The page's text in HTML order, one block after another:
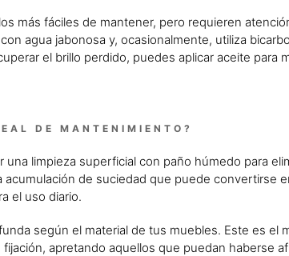
más fáciles de mantener, pero requieren
agua jabonosa y, ocasionalmente, utiliza
el brillo perdido, puedes aplicar aceite para
DE MANTENIMIENTO?
una limpieza superficial con paño húmedo para
acumulación de suciedad que puede convertirse
el uso diario.
según el material de tus muebles. Este es el
apretando aquellos que puedan haberse